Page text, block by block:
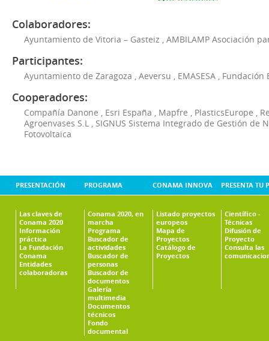
Colaboradores:
Ayuntamiento de Vitoria – Gasteiz AMBILAMP Asociación
Participantes:
Ayuntamiento de Zaragoza Aeversu EMASESA Fundación
Cooperadores:
Compañía Danone Esri España Mapfre PlasticsEurope
Agroenvases S.L
SIGNUS Sistema Integrado de Gestión de
Fotovoltaica
PRESENTACIÓN
Las claves de
Conama 2020
Información
práctica
La Fundación
Conama
Entidades
colaboradoras
PROGRAMA
Conama 2020, en
marcha
Programa
Buscador de
actividades
Buscador de
personas
Buscador de
documentos
Galería
multimedia
Documentos
técnicos
Fondo
documental
CONAMA INNOVA
Listado proyectos
europeos
Mapa de
Proyectos
Catálogo de
Proyectos
PRESENTA TU
Científico -
Técnicas
Difusión de
Proyecto
Consulta las